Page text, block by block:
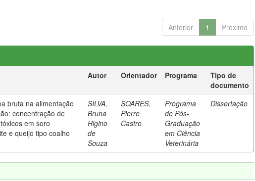
Anterior 1 Próximo
Autor Orientador Programa
Tipo de
documento
bruta na alimentação
concentração de
em soro
e queijo tipo coalho
SILVA,
Bruna
Higino
de
Souza
SOARES,
Pierre
Castro
Programa
de Pós-
Graduação
em Ciência
Veterinária
Dissertação